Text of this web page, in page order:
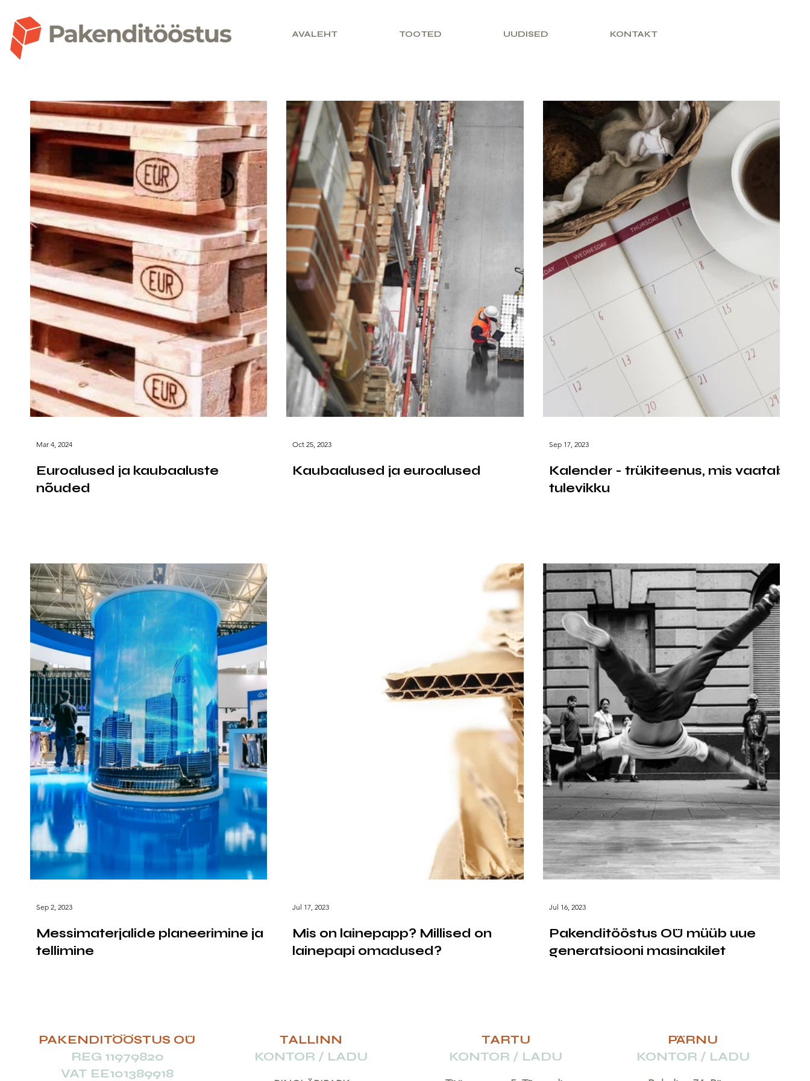
AVALEHT TOOTED UUDISED KONTAKT
Euroalused ja kaubaaluste
nõuded
Mar 4, 2024
Kaubaalused ja euroalused
Oct 25, 2023
Kalender - trükiteenus, mis vaatab
tulevikku
Sep 17, 2023
Messimaterjalide planeerimine ja
tellimine
Sep 2, 2023
Mis on lainepapp? Millised on
lainepapi omadused?
Jul 17, 2023
Pakenditööstus OÜ müüb uue
generatsiooni masinakilet
Jul 16, 2023
PAKENDITÖÖSTUS OÜ
REG 11979820
VAT EE101389918
TALLINN
KONTOR / LADU
TARTU
KONTOR / LADU
PÄRNU
KONTOR / LADU